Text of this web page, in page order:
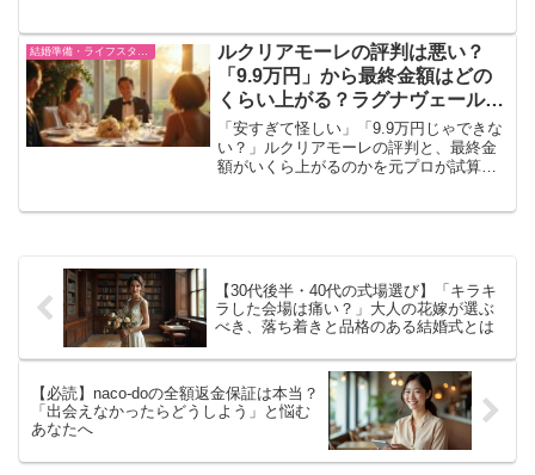
お車代の出費が大きくても、全体の予算
を大幅に抑えられる「ルクリアモーレ」
や「結婚スタイルマガジン」の賢い活用
術もご紹介します。
結婚準備・ライフスタイル
ルクリアモーレの評判は悪い？
「9.9万円」から最終金額はどの
くらい上がる？ラグナヴェールと
の違いを元プロが徹底暴露
「安すぎて怪しい」「9.9万円じゃできな
い？」ルクリアモーレの評判と、最終金
額がいくら上がるのかを元プロが試算。
【30代後半・40代の式場選び】「キラキ
ラした会場は痛い？」大人の花嫁が選ぶ
べき、落ち着きと品格のある結婚式とは
【必読】naco-doの全額返金保証は本当？
「出会えなかったらどうしよう」と悩む
あなたへ